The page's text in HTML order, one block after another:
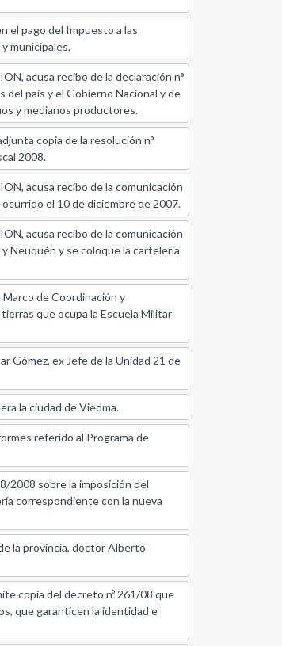
el pago del Impuesto a las
municipales.
acusa recibo de la declaración n°
país y el Gobierno Nacional y de
y medianos productores.
copia de la resolución n°
2008.
acusa recibo de la comunicación
el 10 de diciembre de 2007.
acusa recibo de la comunicación
Neuquén y se coloque la cartelería
de Coordinación y
que ocupa la Escuela Militar
Gómez, ex Jefe de la Unidad 21 de
la ciudad de Viedma.
referido al Programa de
2008 sobre la imposición del
correspondiente con la nueva
la provincia, doctor Alberto
copia del decreto nº 261/08 que
que garanticen la identidad e